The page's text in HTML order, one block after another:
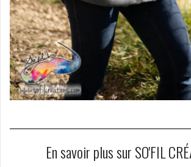
En savoir plus sur SO'FIL